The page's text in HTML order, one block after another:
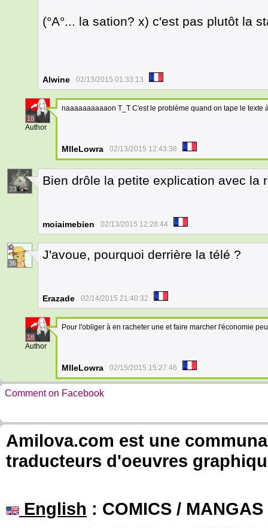
(°A°... la sation? x) c'est pas plutôt la
Alwine 02/13/2015 01:33:13
18
Author
naaaaaaaaaaon T_T C'est le problème quand on tape le texte
MlleLowra 02/13/2015 12:43:38
33
Bien drôle la petite explication avec la
moiaimebien 02/13/2015 12:28:44
36
J'avoue, pourquoi derrière la télé ?
Erazade 02/14/2015 21:40:32
18
Author
Pour l'obliger à en racheter une et faire marcher l'économie
MlleLowra 02/15/2015 15:27:46
Comment on Facebook
Amilova.com est une
traducteurs d'oeuvres
English : COMICS /